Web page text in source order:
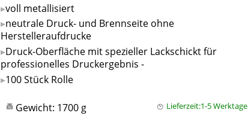
voll metallisiert
neutrale Druck- und Brennseite ohne
Herstelleraufdrucke
Druck-Oberfläche mit spezieller Lackschickt für
professionelles Druckergebnis -
100 Stück Rolle
Gewicht: 1700 g Lieferzeit:1-5 Werktage